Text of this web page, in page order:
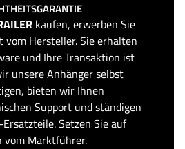
kaufen, erwerben Sie
vom Hersteller. Sie erhalten
und Ihre Transaktion ist
unsere Anhänger selbst
bieten wir Ihnen
Support und ständigen
Setzen Sie auf
vom Marktführer.